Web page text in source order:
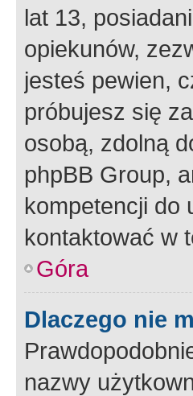
lat 13,
opiekunów,
jesteś pewien,
próbujesz się
osobą, zdolną
phpBB Group,
kompetencji do
kontaktować w
Góra
Dlaczego nie
nazwy